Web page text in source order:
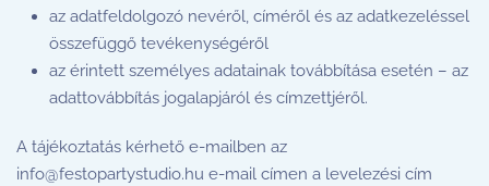
az adatfeldolgozó nevéről, címéről és az adatkezeléssel
összefüggő tevékenységéről
az érintett személyes adatainak továbbítása esetén – az
adattovábbítás jogalapjáról és címzettjéről.
A tájékoztatás kérhető e-mailben az
info@festopartystudio.hu e-mail címen a levelezési cím